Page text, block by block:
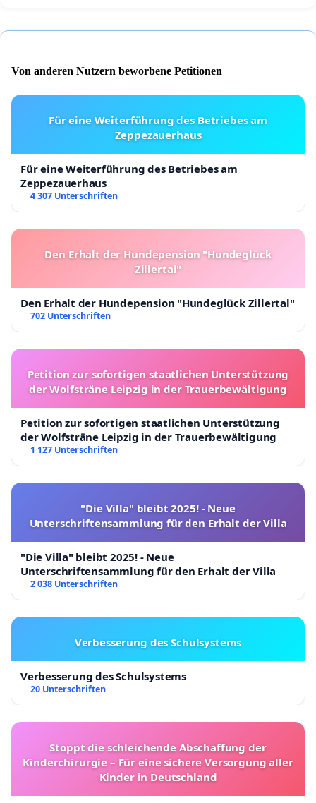
Von anderen Nutzern beworbene Petitionen
Für eine Weiterführung des Betriebes am
Zeppezauerhaus
Für eine Weiterführung des Betriebes am
Zeppezauerhaus
4 307 Unterschriften
Den Erhalt der Hundepension "Hundeglück
Zillertal"
Den Erhalt der Hundepension "Hundeglück Zillertal"
702 Unterschriften
Petition zur sofortigen staatlichen Unterstützung
der Wolfsträne Leipzig in der Trauerbewältigung
Petition zur sofortigen staatlichen Unterstützung
der Wolfsträne Leipzig in der Trauerbewältigung
1 127 Unterschriften
"Die Villa" bleibt 2025! - Neue
Unterschriftensammlung für den Erhalt der Villa
"Die Villa" bleibt 2025! - Neue
Unterschriftensammlung für den Erhalt der Villa
2 038 Unterschriften
Verbesserung des Schulsystems
Verbesserung des Schulsystems
20 Unterschriften
Stoppt die schleichende Abschaffung der
Kinderchirurgie – Für eine sichere Versorgung aller
Kinder in Deutschland